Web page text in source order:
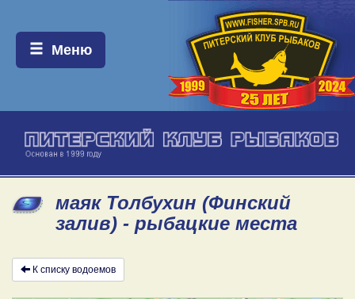
Меню:
Меню
маяк Толбухин (Финский
залив) - рыбацкие места
К списку водоемов